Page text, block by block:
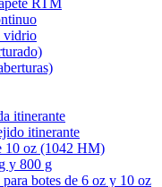
RTM
vidrio
itinerante
itinerante
10 oz (1042 HM)
y 800 g
botes de 6 oz y 10 oz